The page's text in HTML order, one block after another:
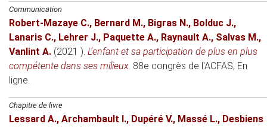
Communication
Robert-Mazaye C., Bernard M., Bigras N., Bolduc J.,
Lanaris C., Lehrer J., Paquette A., Raynault A., Salvas M.,
Vanlint A. (2021 ). L’enfant et sa participation de plus en plus
compétente dans ses milieux. 88e congrès de l'ACFAS, En
ligne.
Chapitre de livre
Lessard A., Archambault I., Dupéré V., Massé L., Desbiens